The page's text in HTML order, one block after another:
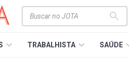
TRABALHISTA SAÚDE